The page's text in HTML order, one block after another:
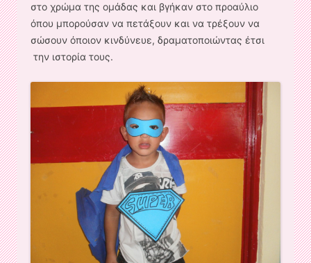
στο χρώμα της ομάδας και βγήκαν στο προαύλιο
όπου μπορούσαν να πετάξουν και να τρέξουν να
σώσουν όποιον κινδύνευε, δραματοποιώντας έτσι
την ιστορία τους.